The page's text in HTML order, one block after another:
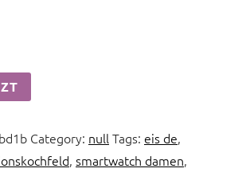
Category: null Tags: eis de,
, smartwatch damen,